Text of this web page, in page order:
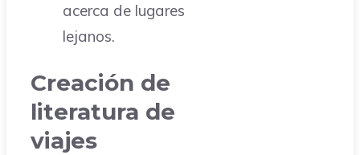
acerca de lugares
lejanos.
Creación de
literatura de
viajes